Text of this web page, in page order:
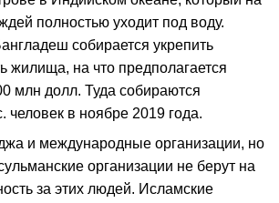
полностью уходит под воду.
собирается укрепить
жилища, на что предполагается
млн долл. Туда собираются
человек в ноябре 2019 года.
и международные организации, но
организации не берут на
за этих людей. Исламские